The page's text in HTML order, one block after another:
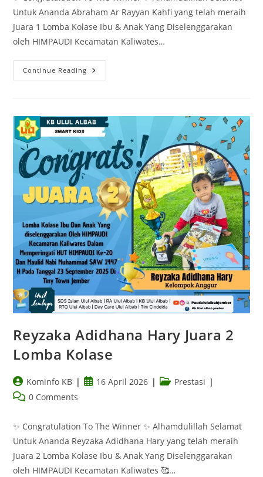
Untuk Ananda Abraham Ar Rayyan Kahfi yang telah meraih
Juara 1 Lomba Kolase Ibu & Anak Yang Diselenggarakan
oleh HIMPAUDI Kecamatan Kaliwates…
Continue Reading
Reyzaka Adidhana Hary Juara 2
Lomba Kolase
Kominfo KB 16 April 2026
Prestasi
0 Comments
✨ Congratulation To The Winner ✨ Alhamdulillah Selamat
Untuk Ananda Reyzaka Adidhana Hary yang telah meraih
Juara 2 Lomba Kolase Ibu & Anak Yang Diselenggarakan
oleh HIMPAUDI Kecamatan Kaliwates 🥰…